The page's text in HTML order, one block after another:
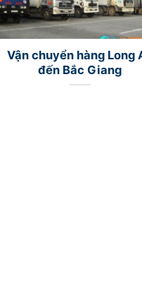
Vận chuyển hàng Long
đến Bắc Giang